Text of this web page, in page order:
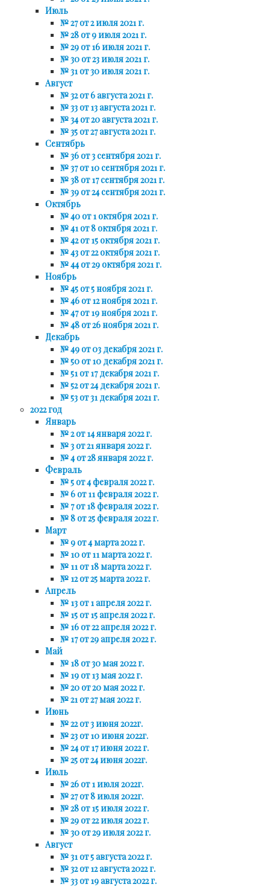
Июль
№ 27 от 2 июля 2021 г.
№ 28 от 9 июля 2021 г.
№ 29 от 16 июля 2021 г.
№ 30 от 23 июля 2021 г.
№ 31 от 30 июля 2021 г.
Август
№ 32 от 6 августа 2021 г.
№ 33 от 13 августа 2021 г.
№ 34 от 20 августа 2021 г.
№ 35 от 27 августа 2021 г.
Сентябрь
№ 36 от 3 сентября 2021 г.
№ 37 от 10 сентября 2021 г.
№ 38 от 17 сентября 2021 г.
№ 39 от 24 сентября 2021 г.
Октябрь
№ 40 от 1 октября 2021 г.
№ 41 от 8 октября 2021 г.
№ 42 от 15 октября 2021 г.
№ 43 от 22 октября 2021 г.
№ 44 от 29 октября 2021 г.
Ноябрь
№ 45 от 5 ноября 2021 г.
№ 46 от 12 ноября 2021 г.
№ 47 от 19 ноября 2021 г.
№ 48 от 26 ноября 2021 г.
Декабрь
№ 49 от 03 декабря 2021 г.
№ 50 от 10 декабря 2021 г.
№ 51 от 17 декабря 2021 г.
№ 52 от 24 декабря 2021 г.
№ 53 от 31 декабря 2021 г.
2022 год
Январь
№ 2 от 14 января 2022 г.
№ 3 от 21 января 2022 г.
№ 4 от 28 января 2022 г.
Февраль
№ 5 от 4 февраля 2022 г.
№ 6 от 11 февраля 2022 г.
№ 7 от 18 февраля 2022 г.
№ 8 от 25 февраля 2022 г.
Март
№ 9 от 4 марта 2022 г.
№ 10 от 11 марта 2022 г.
№ 11 от 18 марта 2022 г.
№ 12 от 25 марта 2022 г.
Апрель
№ 13 от 1 апреля 2022 г.
№ 15 от 15 апреля 2022 г.
№ 16 от 22 апреля 2022 г.
№ 17 от 29 апреля 2022 г.
Май
№ 18 от 30 мая 2022 г.
№ 19 от 13 мая 2022 г.
№ 20 от 20 мая 2022 г.
№ 21 от 27 мая 2022 г.
Июнь
№ 22 от 3 июня 2022г.
№ 23 от 10 июня 2022г.
№ 24 от 17 июня 2022 г.
№ 25 от 24 июня 2022г.
Июль
№ 26 от 1 июля 2022г.
№ 27 от 8 июля 2022г.
№ 28 от 15 июля 2022 г.
№ 29 от 22 июля 2022 г.
№ 30 от 29 июля 2022 г.
Август
№ 31 от 5 августа 2022 г.
№ 32 от 12 августа 2022 г.
№ 33 от 19 августа 2022 г.